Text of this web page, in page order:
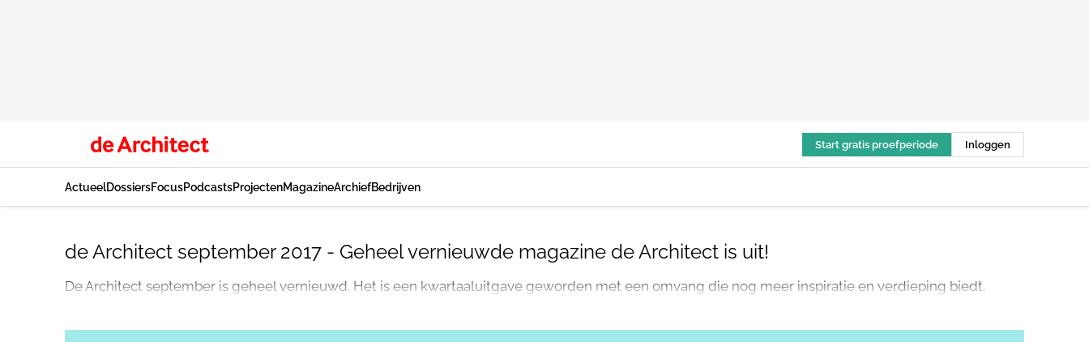
Start gratis proefperiode Inloggen
ActueelDossiersFocusPodcastsProjectenMagazineArchiefBedrijven
de Architect september 2017 - Geheel vernieuwde magazine de Architect is uit!
De Architect september is geheel vernieuwd. Het is een kwartaaluitgave geworden met een omvang die nog meer inspiratie en verdieping biedt.